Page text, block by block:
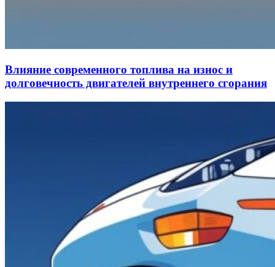
Влияние современного топлива на износ и
долговечность двигателей внутреннего сгорания